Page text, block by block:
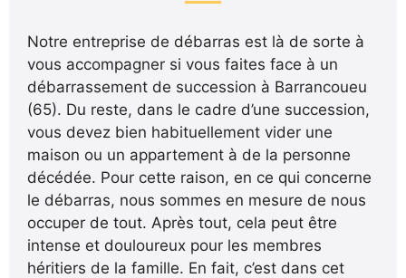
Notre entreprise de débarras est là de sorte à
vous accompagner si vous faites face à un
débarrassement de succession à Barrancoueu
(65). Du reste, dans le cadre d’une succession,
vous devez bien habituellement vider une
maison ou un appartement à de la personne
décédée. Pour cette raison, en ce qui concerne
le débarras, nous sommes en mesure de nous
occuper de tout. Après tout, cela peut être
intense et douloureux pour les membres
héritiers de la famille. En fait, c’est dans cet